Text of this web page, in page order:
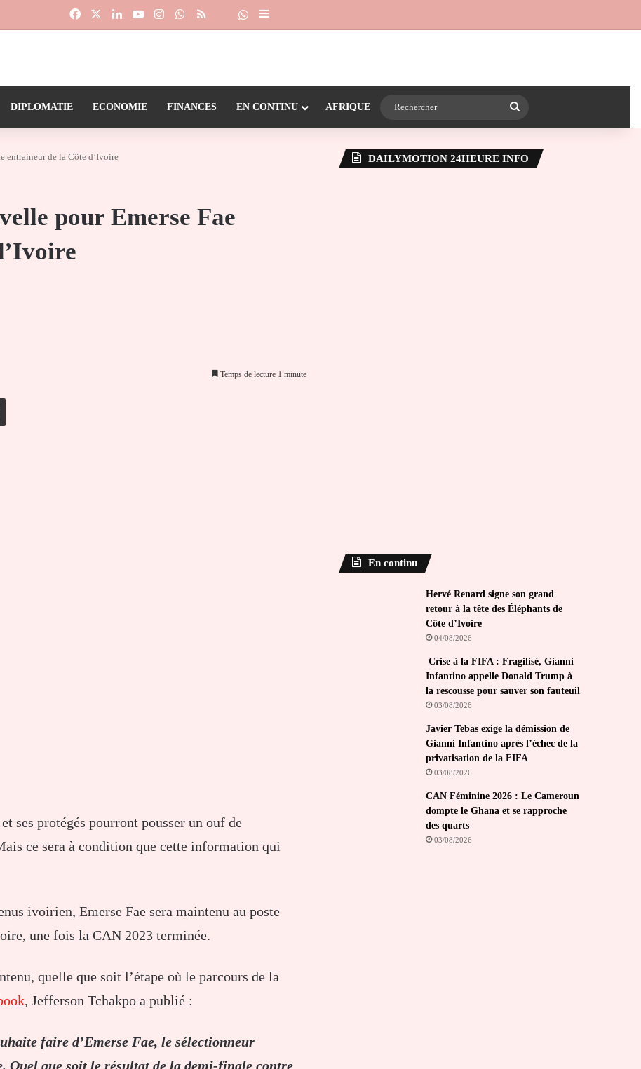
FacebookLinkedinYouTubeInstagramWhatsApp
RSS Dailymotion
Suivre la chaîne 24heureinfo sur WhatsApp
Sidebar (barre latérale)
DIPLOMATIE ECONOMIE FINANCES EN CONTINU AFRIQUE
entraineur de la Côte d’Ivoire
pour Emerse Fae
Temps de lecture 1 minute
Partager par email
ses protégés pourront pousser un ouf de
ce sera à condition que cette information qui
ivoirien, Emerse Fae sera maintenu au poste
une fois la CAN 2023 terminée.
quelle que soit l’étape où le parcours de la
, Jefferson Tchakpo a publié :
faire d’Emerse Fae, le sélectionneur
Quel que soit le résultat de la demi-finale contre
DAILYMOTION 24HEURE INFO
En continu
Hervé Renard signe son grand
retour à la tête des Éléphants de
Côte d’Ivoire
04/08/2026
Crise à la FIFA : Fragilisé, Gianni
Infantino appelle Donald Trump à
la rescousse pour sauver son fauteuil
03/08/2026
Javier Tebas exige la démission de
Gianni Infantino après l’échec de la
privatisation de la FIFA
03/08/2026
CAN Féminine 2026 : Le Cameroun
dompte le Ghana et se rapproche
des quarts
03/08/2026